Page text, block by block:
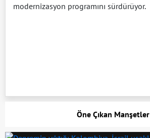
modernizasyon programını sürdürüyor.
Öne Çıkan Manşetler